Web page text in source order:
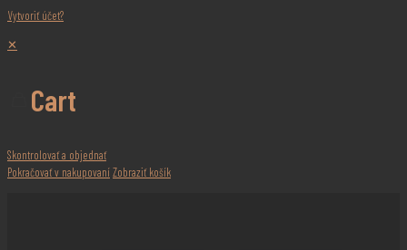
Vytvoriť účet?
✕
Cart
Skontrolovať a objednať
Pokračovať v nakupovaníZobraziť košík